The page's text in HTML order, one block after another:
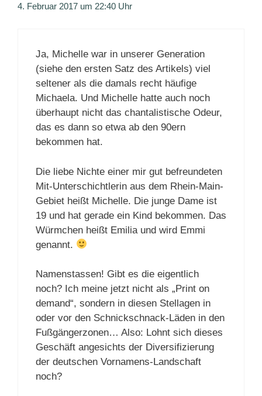
4. Februar 2017 um 22:40 Uhr
Ja, Michelle war in unserer Generation
(siehe den ersten Satz des Artikels) viel
seltener als die damals recht häufige
Michaela. Und Michelle hatte auch noch
überhaupt nicht das chantalistische Odeur,
das es dann so etwa ab den 90ern
bekommen hat.
Die liebe Nichte einer mir gut befreundeten
Mit-Unterschichtlerin aus dem Rhein-Main-
Gebiet heißt Michelle. Die junge Dame ist
19 und hat gerade ein Kind bekommen. Das
Würmchen heißt Emilia und wird Emmi
genannt.
Namenstassen! Gibt es die eigentlich
noch? Ich meine jetzt nicht als „Print on
demand“, sondern in diesen Stellagen in
oder vor den Schnickschnack-Läden in den
Fußgängerzonen… Also: Lohnt sich dieses
Geschäft angesichts der Diversifizierung
der deutschen Vornamens-Landschaft
noch?